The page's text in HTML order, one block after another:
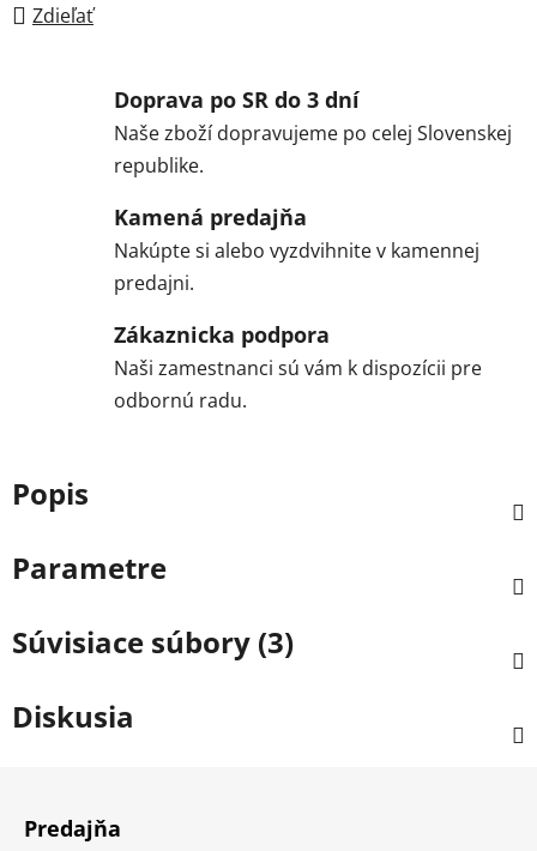
Zdieľať
Doprava po SR do 3 dní
Naše zboží dopravujeme po celej Slovenskej
republike.
Kamená predajňa
Nakúpte si alebo vyzdvihnite v kamennej
predajni.
Zákaznicka podpora
Naši zamestnanci sú vám k dispozícii pre
odbornú radu.
Popis
Parametre
Súvisiace súbory (3)
Diskusia
Predajňa